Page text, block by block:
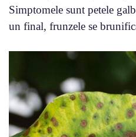
Simptomele sunt petele
un final, frunzele se